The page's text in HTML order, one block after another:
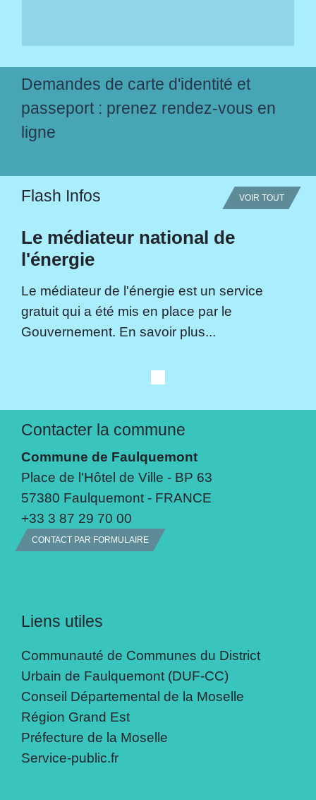
Demandes de carte d'identité et
passeport : prenez rendez-vous en
ligne
Flash Infos VOIR TOUT
Le médiateur national de
l'énergie
Le médiateur de l'énergie est un service
gratuit qui a été mis en place par le
Gouvernement. En savoir plus...
Contacter la commune
Commune de Faulquemont
Place de l'Hôtel de Ville - BP 63
57380 Faulquemont - FRANCE
+33 3 87 29 70 00
CONTACT PAR FORMULAIRE
Liens utiles
Communauté de Communes du District
Urbain de Faulquemont (DUF-CC)
Conseil Départemental de la Moselle
Région Grand Est
Préfecture de la Moselle
Service-public.fr